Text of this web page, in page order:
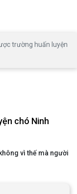
trường huấn luyện
chó Ninh
vì thế mà người